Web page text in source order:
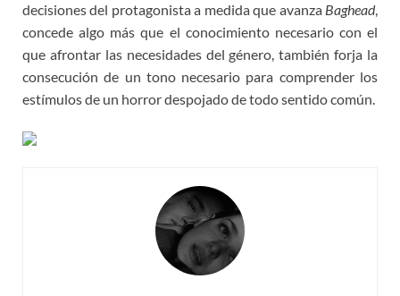
decisiones del protagonista a medida que avanza Baghead,
concede algo más que el conocimiento necesario con el
que afrontar las necesidades del género, también forja la
consecución de un tono necesario para comprender los
estímulos de un horror despojado de todo sentido común.